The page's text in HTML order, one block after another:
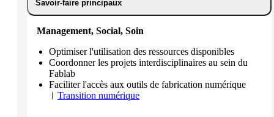
Savoir-faire principaux
Management, Social, Soin
Optimiser l'utilisation des ressources disponibles
Coordonner les projets interdisciplinaires au sein du
Fablab
Faciliter l'accès aux outils de fabrication numérique
Transition numérique